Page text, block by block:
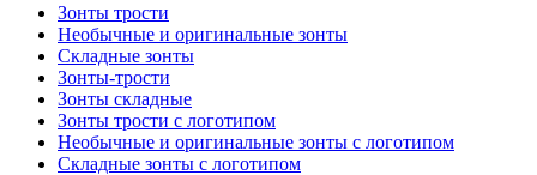
Зонты трости
Необычные и оригинальные зонты
Складные зонты
Зонты-трости
Зонты складные
Зонты трости с логотипом
Необычные и оригинальные зонты с логотипом
Складные зонты с логотипом